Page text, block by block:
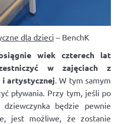
dla dzieci – BenchK
wiek czterech lat
w zajęciach z
artystycznej. W tym samym
pływania. Przy tym, jeśli po
będzie pewnie
jest możliwe, że zostanie